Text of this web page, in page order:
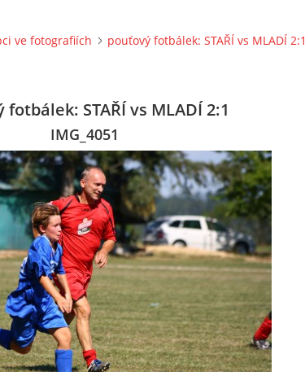
ve fotografiích
pouťový fotbálek: STAŘÍ vs MLADÍ 2:1
STAŘÍ vs MLADÍ 2:1
IMG_4051